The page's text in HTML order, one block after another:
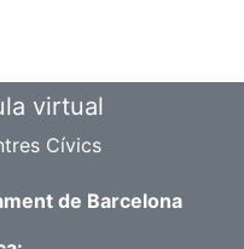
virtual
Cívics
de Barcelona